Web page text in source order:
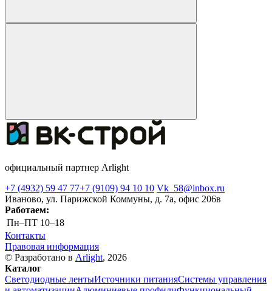
официальный партнер Arlight
+7 (4932) 59 47 77+7 (9109) 94 10 10 Vk_58@inbox.ru
Иваново, ул. Парижской Коммуны, д. 7а, офис 206в
Работаем:
Пн–ПТ 10–18
Контакты
Правовая информация
© Разработано в Arlight, 2026
Каталог
Светодиодные лентыИсточники питанияСистемы управления